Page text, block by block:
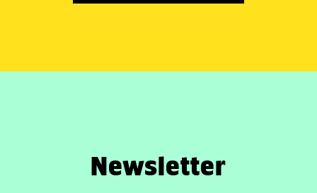
Newsletter